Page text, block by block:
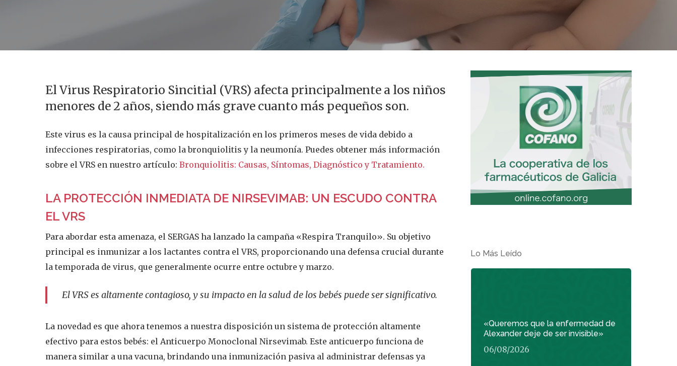
Presiona enter para buscar o ESC para salir
El Virus Respiratorio Sincitial (VRS) afecta principalmente a los niños
menores de 2 años, siendo más grave cuanto más pequeños son.
Este virus es la causa principal de hospitalización en los primeros meses de vida debido a
infecciones respiratorias, como la bronquiolitis y la neumonía. Puedes obtener más información
sobre el VRS en nuestro artículo:Bronquiolitis: Causas, Síntomas, Diagnóstico y Tratamiento.
LA PROTECCIÓN INMEDIATA DE NIRSEVIMAB: UN ESCUDO CONTRA
EL VRS
Para abordar esta amenaza, el SERGAS ha lanzado la campaña «Respira Tranquilo». Su objetivo
principal es inmunizar a los lactantes contra el VRS, proporcionando una defensa crucial durante
la temporada de virus, que generalmente ocurre entre octubre y marzo.
El VRS es altamente contagioso, y su impacto en la salud de los bebés puede ser significativo.
La novedad es que ahora tenemos a nuestra disposición un sistema de protección altamente
efectivo para estos bebés: el Anticuerpo Monoclonal Nirsevimab. Este anticuerpo funciona de
manera similar a una vacuna, brindando una inmunización pasiva al administrar defensas ya
Lo Más Leído
«Queremos que la enfermedad de
Alexander deje de ser invisible»
06/08/2026